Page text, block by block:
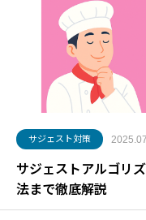
サジェスト対策
サジェストアルゴリ
法まで徹底解説